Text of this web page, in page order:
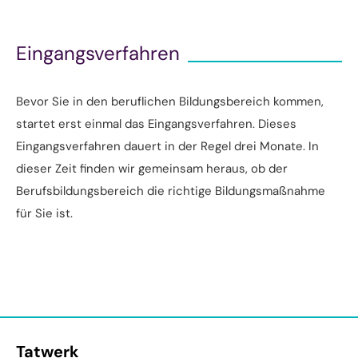
Eingangsverfahren
Bevor Sie in den beruflichen Bildungsbereich kommen,
startet erst einmal das Eingangsverfahren. Dieses
Eingangsverfahren dauert in der Regel drei Monate. In
dieser Zeit finden wir gemeinsam heraus, ob der
Berufsbildungsbereich die richtige Bildungsmaßnahme
für Sie ist.
Tatwerk